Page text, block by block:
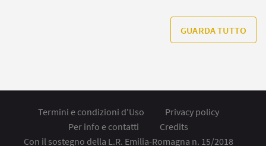
GUARDA TUTTO
Termini e condizioni d'Uso
Privacy policy
Per info e contatti
Credits
Con il sostegno della L.R. Emilia-Romagna n. 15/2018